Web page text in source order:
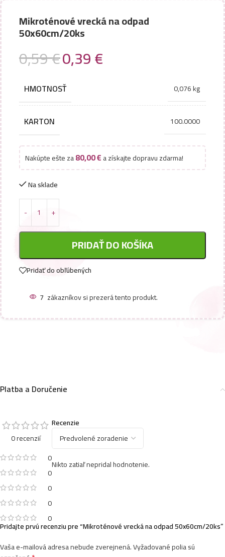
Mikroténové vrecká na odpad
50x60cm/20ks
0,59€0,39€
HMOTNOSŤ 0,076 kg
KARTON 100.0000
Nakúpte ešte za80,00€a získajte dopravu zdarma!
Na sklade
PRIDAŤ DO KOŠÍKA
Pridať do obľúbených
7 zákazníkov si prezerá tento produkt.
Platba a Doručenie
0 recenzií
0
0
0
0
0
Recenzie
Nikto zatiaľ nepridal hodnotenie.
Pridajte prvú recenziu pre “Mikroténové vrecká na odpad 50x60cm/20ks”
Vaša e-mailová adresa nebude zverejnená.Vyžadované polia sú